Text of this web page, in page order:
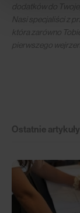
dodatków do
Nasi specjaliści z
która zarówno
pierwszego
Ostatnie artykuły